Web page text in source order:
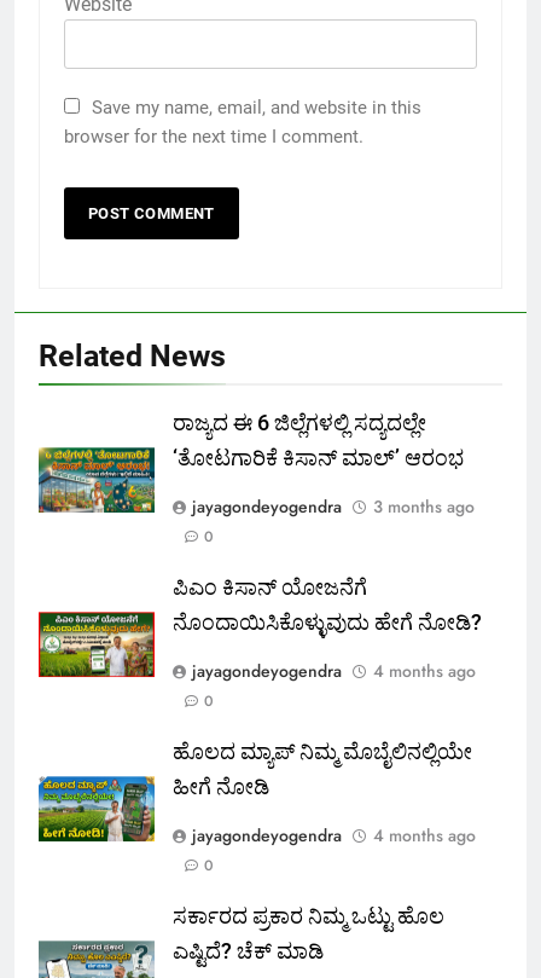
Save my name, email, and website in this
browser for the next time I comment.
Related News
ರಾಜ್ಯದ ಈ 6 ಜಿಲ್ಲೆಗಳಲ್ಲಿ ಸದ್ಯದಲ್ಲೇ
‘ತೋಟಗಾರಿಕೆ ಕಿಸಾನ್ ಮಾಲ್‌’ ಆರಂಭ
jayagondeyogendra
3 months ago
0
ಪಿಎಂ ಕಿಸಾನ್ ಯೋಜನೆಗೆ
ನೊಂದಾಯಿಸಿಕೊಳ್ಳುವುದು ಹೇಗೆ ನೋಡಿ?
jayagondeyogendra
4 months ago
0
ಹೊಲದ ಮ್ಯಾಪ್ ನಿಮ್ಮ ಮೊಬೈಲಿನಲ್ಲಿಯೇ
ಹೀಗೆ ನೋಡಿ
jayagondeyogendra
4 months ago
0
ಸರ್ಕಾರದ ಪ್ರಕಾರ ನಿಮ್ಮ ಒಟ್ಟು ಹೊಲ
ಎಷ್ಟಿದೆ? ಚೆಕ್ ಮಾಡಿ